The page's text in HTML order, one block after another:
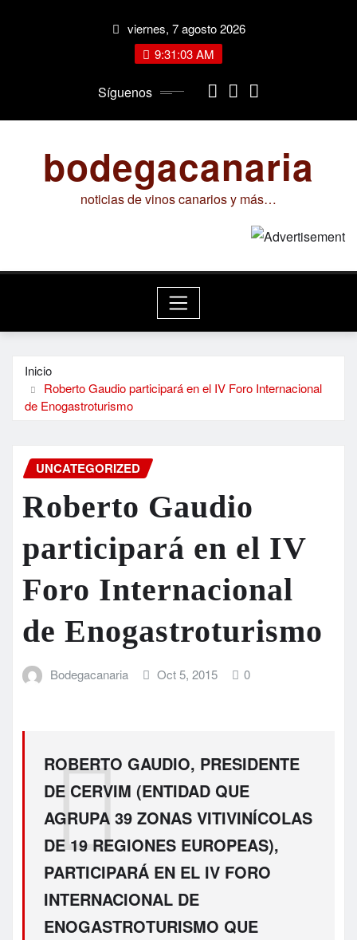
viernes, 7 agosto 2026
9:31:04 AM
Síguenos
bodegacanaria
noticias de vinos canarios y más…
Inicio
Roberto Gaudio participará en el IV Foro Internacional
de Enogastroturismo
UNCATEGORIZED
Roberto Gaudio
participará en el IV
Foro Internacional
de Enogastroturismo
Bodegacanaria Oct 5, 2015 0
ROBERTO GAUDIO, PRESIDENTE
DE CERVIM (ENTIDAD QUE
AGRUPA 39 ZONAS VITIVINÍCOLAS
DE 19 REGIONES EUROPEAS),
PARTICIPARÁ EN EL IV FORO
INTERNACIONAL DE
ENOGASTROTURISMO QUE